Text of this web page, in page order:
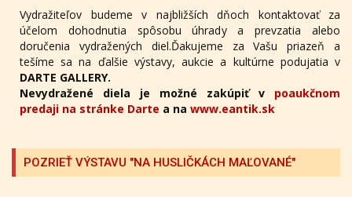
Vydražiteľov budeme v najbližších dňoch kontaktovať za
účelom dohodnutia spôsobu úhrady a prevzatia alebo
doručenia vydražených diel.Ďakujeme za Vašu priazeň a
tešíme sa na ďalšie výstavy, aukcie a kultúrne podujatia v
DARTE GALLERY.
Nevydražené diela je možné zakúpiť v poaukčnom
predaji na stránke Darte a na www.eantik.sk
POZRIEŤ VÝSTAVU "NA HUSLIČKÁCH MAĽOVANÉ"